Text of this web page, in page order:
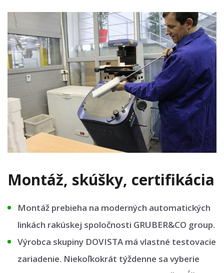
Montáž, skúšky, certifikácia
Montáž prebieha na moderných automatických
linkách rakúskej spoločnosti GRUBER&CO group.
Výrobca skupiny DOVISTA má vlastné testovacie
zariadenie. Niekoľkokrát týždenne sa vyberie